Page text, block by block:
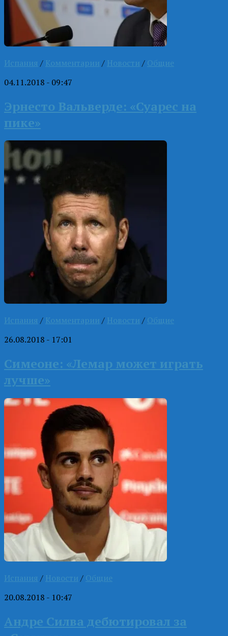
Испания / Комментарии / Новости / Общие
04.11.2018 - 09:47
Эрнесто Вальверде: «Суарес на
пике»
Испания / Комментарии / Новости / Общие
26.08.2018 - 17:01
Симеоне: «Лемар может играть
лучше»
Испания / Новости / Общие
20.08.2018 - 10:47
Андре Силва дебютировал за